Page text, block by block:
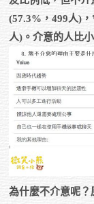
(57.3%，499人)
人)。介意的人比
為什麼不介意呢